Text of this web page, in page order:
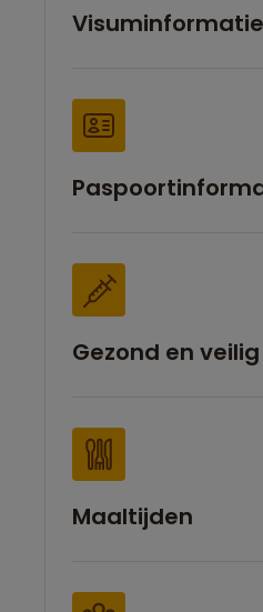
Visuminformatie
Gezond en
Maaltijden